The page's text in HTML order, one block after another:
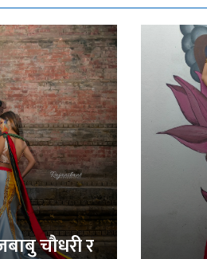
चौधरी र